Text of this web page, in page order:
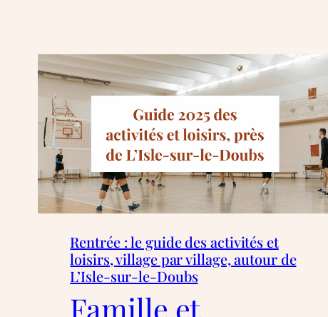
Rentrée : le guide des activités et
loisirs, village par village, autour de
L’Isle-sur-le-Doubs
Famille et